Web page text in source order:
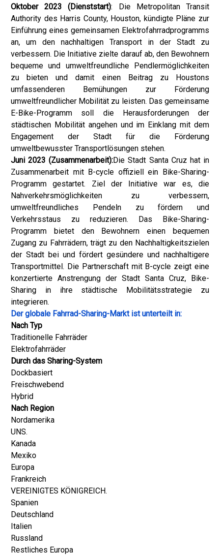
Oktober 2023 (Dienststart): Die Metropolitan Transit
Authority des Harris County, Houston, kündigte Pläne zur
Einführung eines gemeinsamen Elektrofahrradprogramms
an, um den nachhaltigen Transport in der Stadt zu
verbessern. Die Initiative zielte darauf ab, den Bewohnern
bequeme und umweltfreundliche Pendlermöglichkeiten
zu bieten und damit einen Beitrag zu Houstons
umfassenderen Bemühungen zur Förderung
umweltfreundlicher Mobilität zu leisten. Das gemeinsame
E-Bike-Programm soll die Herausforderungen der
städtischen Mobilität angehen und im Einklang mit dem
Engagement der Stadt für die Förderung
umweltbewusster Transportlösungen stehen.
Juni 2023 (Zusammenarbeit):Die Stadt Santa Cruz hat in
Zusammenarbeit mit B-cycle offiziell ein Bike-Sharing-
Programm gestartet. Ziel der Initiative war es, die
Nahverkehrsmöglichkeiten zu verbessern,
umweltfreundliches Pendeln zu fördern und
Verkehrsstaus zu reduzieren. Das Bike-Sharing-
Programm bietet den Bewohnern einen bequemen
Zugang zu Fahrrädern, trägt zu den Nachhaltigkeitszielen
der Stadt bei und fördert gesündere und nachhaltigere
Transportmittel. Die Partnerschaft mit B-cycle zeigt eine
konzertierte Anstrengung der Stadt Santa Cruz, Bike-
Sharing in ihre städtische Mobilitätsstrategie zu
integrieren.
Der globale Fahrrad-Sharing-Markt ist unterteilt in:
Nach Typ
Traditionelle Fahrräder
Elektrofahrräder
Durch das Sharing-System
Dockbasiert
Freischwebend
Hybrid
Nach Region
Nordamerika
UNS.
Kanada
Mexiko
Europa
Frankreich
VEREINIGTES KÖNIGREICH.
Spanien
Deutschland
Italien
Russland
Restliches Europa